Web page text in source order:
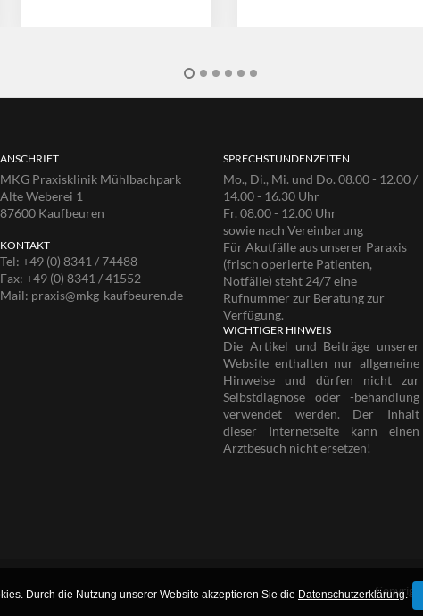
ANSCHRIFT
MKG Praxisklinik Mühlbachpark
Alte Weberei 1
87600 Kaufbeuren
KONTAKT
Tel: +49 (0) 8341 / 74488
Fax: +49 (0) 8341 / 41552
Mail: praxis@mkg-kaufbeuren.de
SPRECHSTUNDENZEITEN
Mo., Di., Mi. und Do. 08.00 - 12.00 /
14.00 - 16.30 Uhr
Fr. 08.00 - 12.00 Uhr
sowie nach Vereinbarung
Für Akutfälle aus unserer Paraxis
(frisch operierte Patienten,
Notfälle) steht 24/7 eine
Rufnummer zur Beratung zur
Verfügung.
WICHTIGER HINWEIS
Die Artikel und Beiträge unserer
Website enthalten nur allgemeine
Hinweise und dürfen nicht zur
Selbstdiagnose oder -behandlung
verwendet werden. Der Inhalt
dieser Internetseite kann einen
Arztbesuch nicht ersetzen!
Durch die Nutzung unserer Website akzeptieren Sie die Datenschutzerklärung.